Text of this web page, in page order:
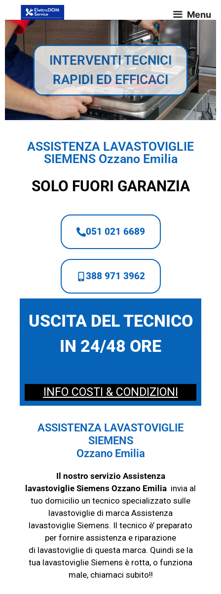
Menu
INTERVENTI TECNICI
RAPIDI ED EFFICACI
ASSISTENZA LAVASTOVIGLIE
SIEMENS Ozzano Emilia
SOLO FUORI GARANZIA
051 021 6689
388 971 3962
USCITA DEL TECNICO
IN 24/48 ORE
INFO COSTI & CONDIZIONI
ASSISTENZA LAVASTOVIGLIE
SIEMENS
Ozzano Emilia
Il nostro servizio Assistenza
lavastoviglie Siemens Ozzano Emilia invia al
tuo domicilio un tecnico specializzato sulle
lavastoviglie di marca Assistenza
lavastoviglie Siemens. Il tecnico è’ preparato
per fornire assistenza e riparazione
di lavastoviglie di questa marca. Quindi se la
tua lavastoviglie Siemens è rotta, o funziona
male, chiamaci subito!!